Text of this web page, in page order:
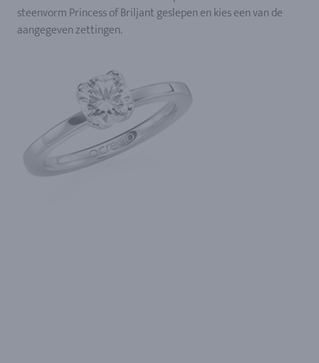
steenvorm Princess of Briljant geslepen en kies een van de
aangegeven zettingen.